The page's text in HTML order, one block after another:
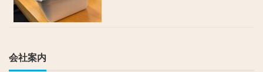
会社案内